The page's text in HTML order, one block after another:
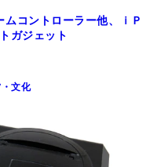
コントローラー他、ｉＰ
ガジェット
・文化